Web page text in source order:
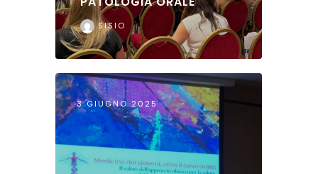
SISIO
3 GIUGNO 2025